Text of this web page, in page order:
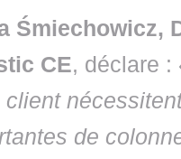
Śmiechowicz,
CE, déclare
client
de